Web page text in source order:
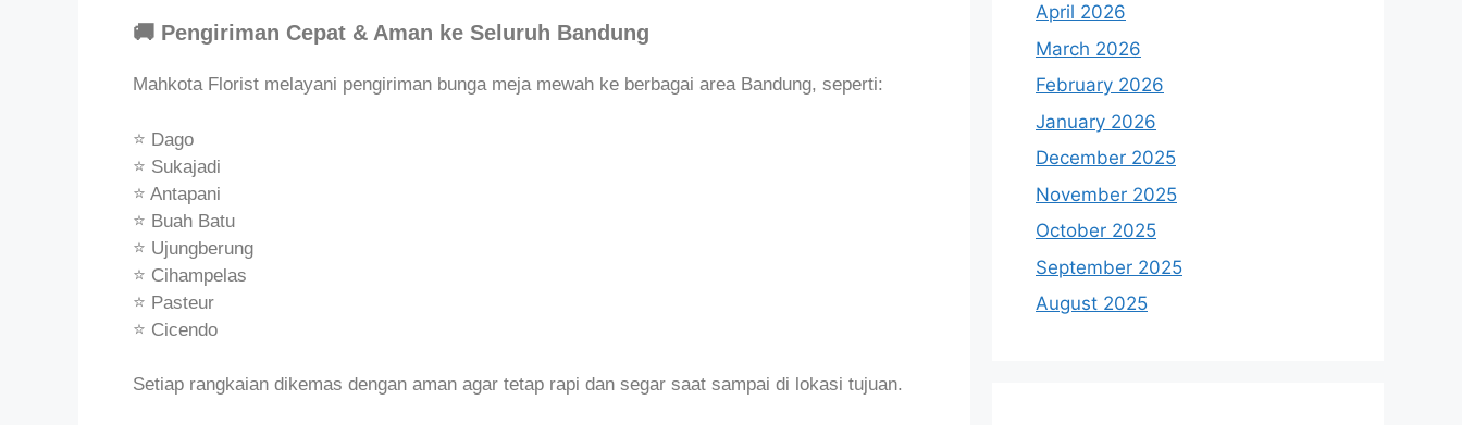
🚚 Pengiriman Cepat & Aman ke Seluruh Bandung
Mahkota Florist melayani pengiriman bunga meja mewah ke berbagai area Bandung, seperti:
⭐ Dago
⭐ Sukajadi
⭐ Antapani
⭐ Buah Batu
⭐ Ujungberung
⭐ Cihampelas
⭐ Pasteur
⭐ Cicendo
Setiap rangkaian dikemas dengan aman agar tetap rapi dan segar saat sampai di lokasi tujuan.
April 2026
March 2026
February 2026
January 2026
December 2025
November 2025
October 2025
September 2025
August 2025